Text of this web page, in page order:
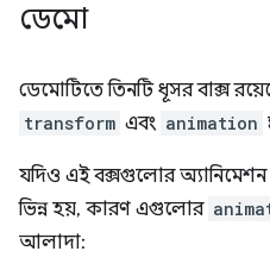
ডেমো
ডেমোটিতে তিনটি ধূসর বাক্স
transform এবং animation
যদিও এই বক্সগুলোর
ভিন্ন হয়, কারণ এগুলোর
আলাদা: